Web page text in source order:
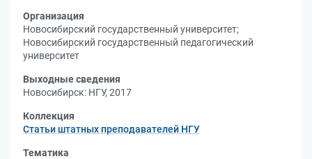
Организация
Новосибирский государственный университет;
Новосибирский государственный педагогический
университет
Выходные сведения
Новосибирск: НГУ, 2017
Коллекция
Статьи штатных преподавателей НГУ
Тематика